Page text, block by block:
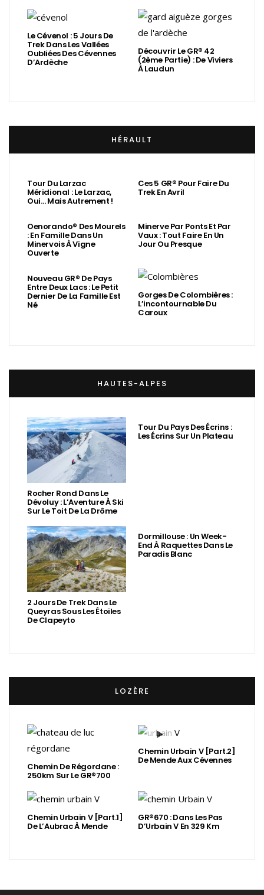
Le Cévenol : 5 Jours De
Trek Dans Les Vallées
Oubliées Des Cévennes
D’Ardèche
Découvrir Le GR® 42
(2ème Partie) : De Viviers
À Laudun
HÉRAULT
Tour Du Larzac
Méridional : Le Larzac,
Oui… Mais Autrement !
Ces 5 GR® Pour Faire Du
Trek En Avril
Oenorando® Des Mourels
: En Famille Dans Un
Minervois À Vigne
Ouverte
Minerve Par Ponts Et Par
Vaux : Tout Faire En Un
Jour Ou Presque
Nouveau GR® De Pays
Entre Deux Lacs : Le Petit
Dernier De La Famille Est
Né
Gorges De Colombières :
L’incontournable Du
Caroux
HAUTES-ALPES
Rocher Rond Dans Le
Dévoluy : L’Aventure À Ski
Sur Le Toit De La Drôme
Tour Du Pays Des Écrins :
Les Écrins Sur Un Plateau
2 Jours De Trek Dans Le
Queyras Sous Les Étoiles
De Clapeyto
Dormillouse : Un Week-
End À Raquettes Dans Le
Paradis Blanc
LOZÈRE
Chemin De Régordane :
250km Sur Le GR®700
Chemin Urbain V [Part.2]
De Mende Aux Cévennes
Chemin Urbain V [Part.1]
De L’Aubrac À Mende
GR®670 : Dans Les Pas
D’Urbain V En 329 Km